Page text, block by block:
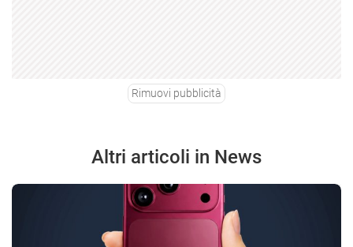
Rimuovi pubblicità
Altri articoli in News